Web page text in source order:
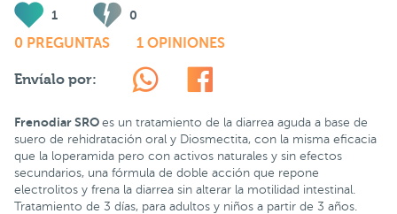
1 0
0 PREGUNTAS 1 OPINIONES
Envíalo por:
Frenodiar SRO es un tratamiento de la diarrea aguda a base de
suero de rehidratación oral y Diosmectita, con la misma eficacia
que la loperamida pero con activos naturales y sin efectos
secundarios, una fórmula de doble acción que repone
electrolitos y frena la diarrea sin alterar la motilidad intestinal.
Tratamiento de 3 días, para adultos y niños a partir de 3 años.